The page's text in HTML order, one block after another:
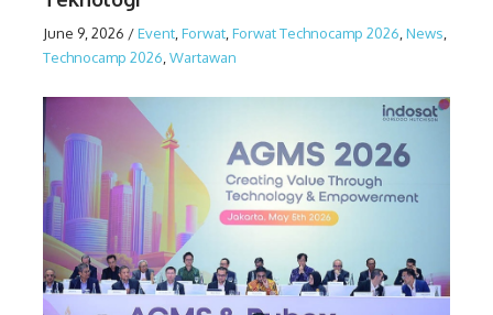
June 9, 2026 /Event Forwat Forwat Technocamp 2026 News
Technocamp 2026 Wartawan